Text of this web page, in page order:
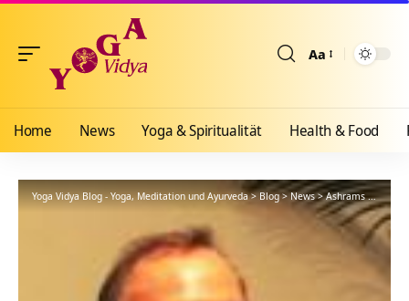
Aa
Home News Yoga & Spiritualität Health & Food
Yoga Vidya Blog - Yoga, Meditation und Ayurveda>Blog>News>Ashrams> Bad